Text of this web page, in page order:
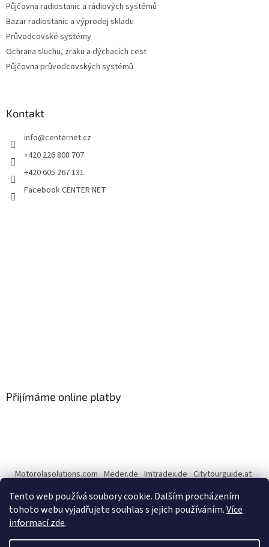
Tento web používá soubory cookie. Dalším procházením
tohoto webu vyjadřujete souhlas s jejich používáním.Více
informací zde.
Půjčovna radiostanic a rádiových systémů
Bazar radiostanic a výprodej skladu
Průvodcovské systémy
Ochrana sluchu, zraku a dýchacích cest
Půjčovna průvodcovských systémů
Kontakt
info@centernet.cz
+420 226 808 707
+420 605 267 131
Facebook CENTER NET
Přijímáme online platby
Motorolasolutions.com Meder.de Imtradex.de Citytourguide.at